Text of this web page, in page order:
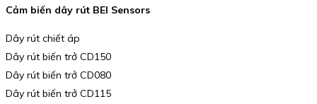
Cảm biến dây rút BEI Sensors
Dây rút chiết áp
Dây rút biến trở CD150
Dây rút biến trở CD080
Dây rút biến trở CD115